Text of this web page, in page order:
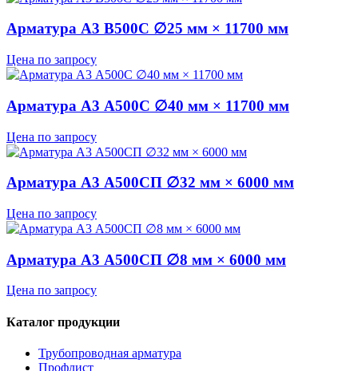
Арматура А3 В500С ∅25 мм × 11700 мм
Цена по запросу
Арматура А3 А500С ∅40 мм × 11700 мм
Цена по запросу
Арматура А3 А500СП ∅32 мм × 6000 мм
Цена по запросу
Арматура А3 А500СП ∅8 мм × 6000 мм
Цена по запросу
Каталог продукции
Трубопроводная арматура
Профлист